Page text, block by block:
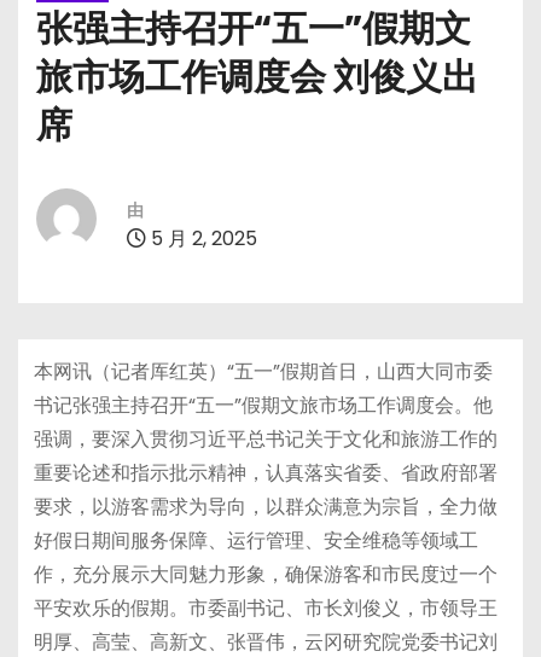
张强主持召开“五一”假期文
旅市场工作调度会 刘俊义出
席
由
5 月 2, 2025
本网讯（记者厍红英）“五一”假期首日，山西大同市委
书记张强主持召开“五一”假期文旅市场工作调度会。他
强调，要深入贯彻习近平总书记关于文化和旅游工作的
重要论述和指示批示精神，认真落实省委、省政府部署
要求，以游客需求为导向，以群众满意为宗旨，全力做
好假日期间服务保障、运行管理、安全维稳等领域工
作，充分展示大同魅力形象，确保游客和市民度过一个
平安欢乐的假期。市委副书记、市长刘俊义，市领导王
明厚、高莹、高新文、张晋伟，云冈研究院党委书记刘